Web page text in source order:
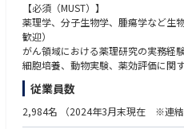
【必須（MUST）】
薬理学、分子生物学、腫瘍学など生
歓迎）
がん領域における薬理研究の実務経
細胞培養、動物実験、薬効評価に関
英語による論文読解・技術文書作成
チームでの研究推進に必要なコミュ
製薬企業での勤務経験もしくは製薬
従業員数
2,984名 （2024年3月末現在 ※連結